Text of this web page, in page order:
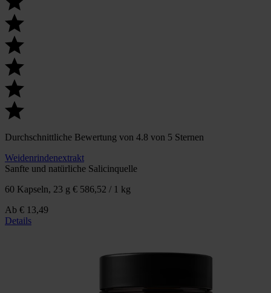
Durchschnittliche Bewertung von 4.8 von 5 Sternen
Weidenrindenextrakt
Sanfte und natürliche Salicinquelle
60 Kapseln, 23 g € 586,52 / 1 kg
Ab € 13,49
Details